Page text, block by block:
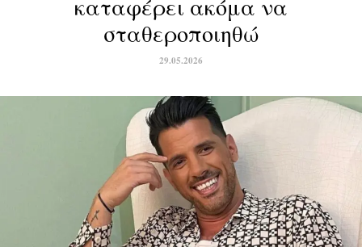
καταφέρει ακόμα να
σταθεροποιηθώ
29.05.2026